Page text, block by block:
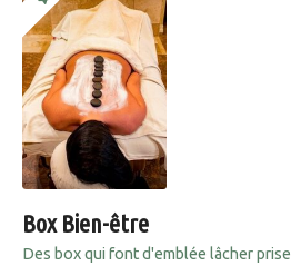
Box Bien-être
Des box qui font d'emblée lâcher prise